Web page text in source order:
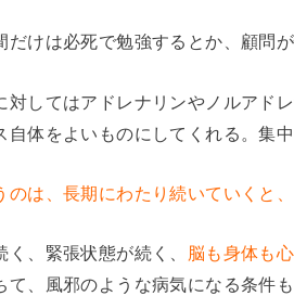
だけは必死で勉強するとか、顧問
対してはアドレナリンやノルアド
自体をよいものにしてくれる。集
のは、長期にわたり続いていくと
、緊張状態が続く、 脳も身体も
て、風邪のような病気になる条件も